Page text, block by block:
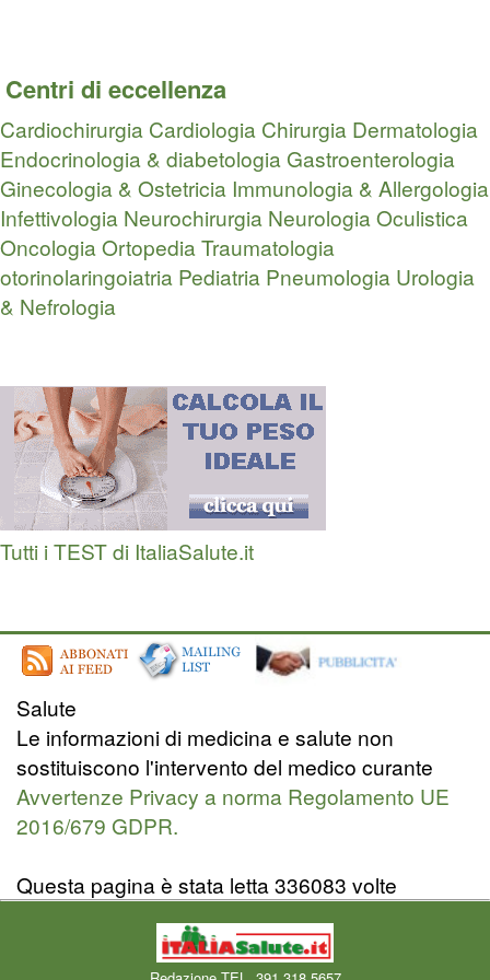
Centri di eccellenza
Cardiochirurgia Cardiologia Chirurgia Dermatologia
Endocrinologia & diabetologia Gastroenterologia
Ginecologia & Ostetricia Immunologia & Allergologia
Infettivologia Neurochirurgia NeurologiaOculistica
OncologiaOrtopedia Traumatologia
otorinolaringoiatria Pediatria Pneumologia Urologia
& Nefrologia
Tutti i TEST di ItaliaSalute.it
Salute
Le informazioni di medicina e salute non
sostituiscono l'intervento del medico curante
Avvertenze Privacy a norma Regolamento UE
2016/679 GDPR.
Questa pagina è stata letta 336083 volte